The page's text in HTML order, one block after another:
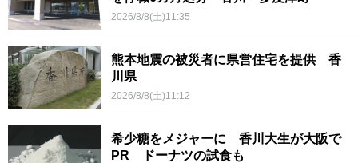
2026/8/8(土)11:35
熊本地震の被災者に県営住宅を提供 香
川県
2026/8/8(土)11:12
希少糖をメジャーに 香川大生が大阪で
PR ドーナツの試食も